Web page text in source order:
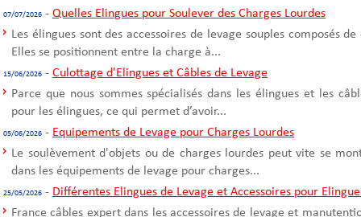
07/07/2026 - Quelles Elingues pour Soulever des Charges Lourdes
Les élingues sont des accessoires de levage souples composés
Elles se positionnent entre la charge à...
15/06/2026 - Culottage d'Elingues et Câbles de Levage
Parce que nous sommes spécialisés dans les élingues et les
pour les élingues, ce qui permet d’avoir...
05/06/2026 - Equipements de Levage pour Charges Lourdes
Le soulèvement d'objets ou de charges lourdes peut vite se
dans les équipements de levage pour charges...
25/05/2026 - Différentes Elingues de Levage et Accessoires pour
France câbles expert dans les accessoires de levage et